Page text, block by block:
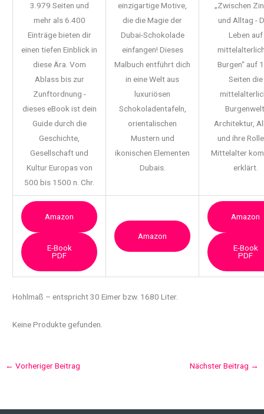
3.979 Seiten und
mehr als 6.400
Einträge bieten dir
einen tiefen Einblick in
diese Ära. Vom
Ablass bis zur
Zunftordnung -
dieses eBook ist dein
Guide durch die
Geschichte,
Gesellschaft und
Kultur Europas von
500 bis 1500 n. Chr.
einzigartige Motive,
die die Magie der
Dubai-Schokolade
einfangen! Dieses
Malbuch entführt dich
in eine Welt aus
luxuriösen
Schokoladentafeln,
orientalischen
Mustern und
ikonischen Elementen
Dubais.
„Zwischen
und Alltag -
Leben auf
Burgen“ auf
Seiten die
Architektur,
und ihre
Mittelalter
erklärt.
Amazon
E-Book
PDF
Amazon
Amazon
E-Book
PDF
Hohlmaß – entspricht 30 Eimer bzw. 1680 Liter.
Keine Produkte gefunden.
← Vorheriger Beitrag Nächster Beitrag →